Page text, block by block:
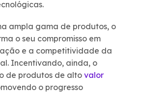
ampla gama de produtos, o
o seu compromisso em
e a competitividade da
Incentivando, ainda, o
de produtos de alto valor
o progresso